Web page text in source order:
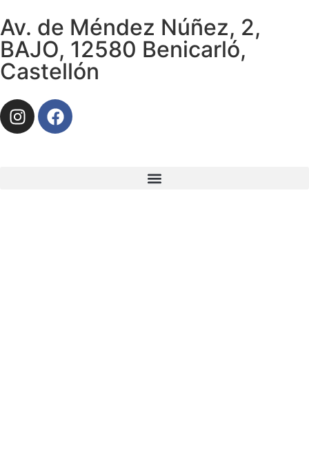
Av. de Méndez Núñez, 2,
BAJO, 12580 Benicarló,
Castellón